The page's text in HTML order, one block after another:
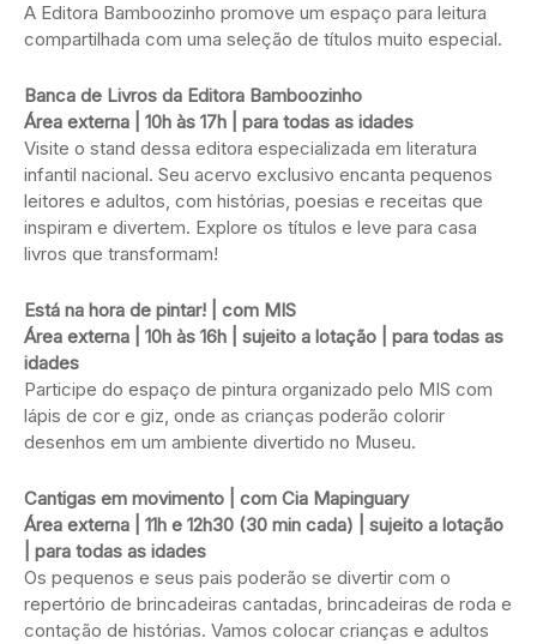
A Editora Bamboozinho promove um espaço para leitura
compartilhada com uma seleção de títulos muito especial.
Banca de Livros da Editora Bamboozinho
Área externa | 10h às 17h | para todas as idades
Visite o stand dessa editora especializada em literatura
infantil nacional. Seu acervo exclusivo encanta pequenos
leitores e adultos, com histórias, poesias e receitas que
inspiram e divertem. Explore os títulos e leve para casa
livros que transformam!
Está na hora de pintar! | com MIS
Área externa | 10h às 16h | sujeito a lotação | para todas as
idades
Participe do espaço de pintura organizado pelo MIS com
lápis de cor e giz, onde as crianças poderão colorir
desenhos em um ambiente divertido no Museu.
Cantigas em movimento | com Cia Mapinguary
Área externa | 11h e 12h30 (30 min cada) | sujeito a lotação
| para todas as idades
Os pequenos e seus pais poderão se divertir com o
repertório de brincadeiras cantadas, brincadeiras de roda e
contação de histórias. Vamos colocar crianças e adultos